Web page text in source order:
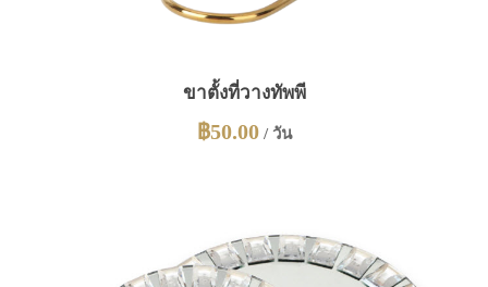
ขาตั้งที่วางทัพพี
฿50.00/ วัน